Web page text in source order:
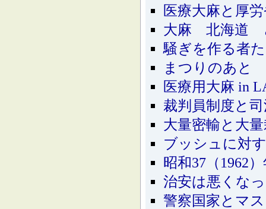
医療大麻と厚
大麻 北海道
騒ぎを作る者
まつりのあと
医療用大麻 in
裁判員制度と
大量密輸と大
ブッシュに対
昭和37（1962
治安は悪くな
警察国家とマ